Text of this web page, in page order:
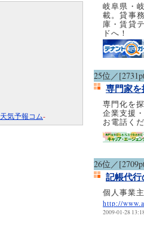
岐阜県・
載。貸事
庫・賃貸
ドへ！
25位／
専門家
専門化を
企業支援
お電話く
26位／
記帳代
個人事業
http://
2009-01-28
天気予報コム-